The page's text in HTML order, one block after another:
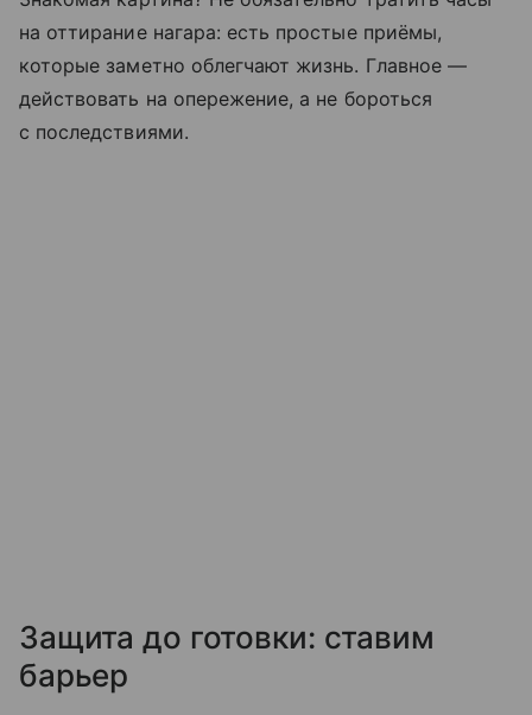
на оттирание нагара: есть простые приёмы,
которые заметно облегчают жизнь. Главное —
действовать на опережение, а не бороться
с последствиями.
Защита до готовки: ставим
барьер